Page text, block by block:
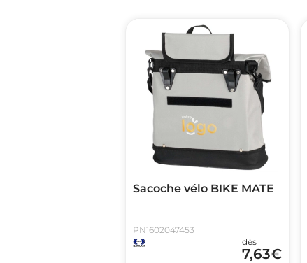
Sacoche vélo BIKE MATE
PN1602047453
dès
7,63€